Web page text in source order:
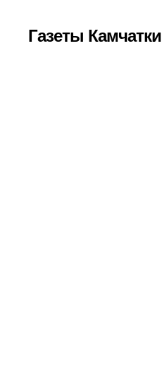
Газеты Камчатки